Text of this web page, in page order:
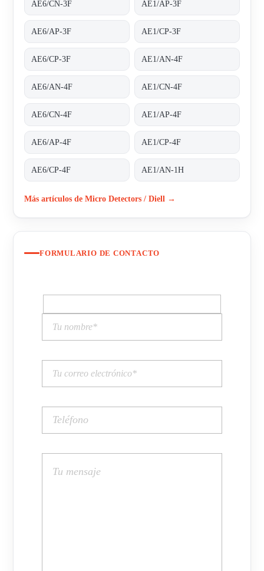
AE6/CN-3F AE1/AP-3F
AE6/AP-3F AE1/CP-3F
AE6/CP-3F AE1/AN-4F
AE6/AN-4F AE1/CN-4F
AE6/CN-4F AE1/AP-4F
AE6/AP-4F AE1/CP-4F
AE6/CP-4F AE1/AN-1H
Más artículos de Micro Detectors / Diell →
FORMULARIO DE CONTACTO